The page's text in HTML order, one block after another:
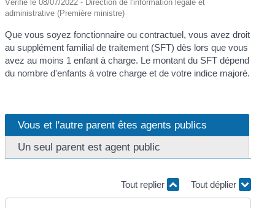
Vérifié le 08/07/2022 - Direction de l'information légale et
administrative (Première ministre)
Que vous soyez fonctionnaire ou contractuel, vous avez droit
au supplément familial de traitement (SFT) dès lors que vous
avez au moins 1 enfant à charge. Le montant du SFT dépend
du nombre d'enfants à votre charge et de votre indice majoré.
Vous et l'autre parent êtes agents publics
Un seul parent est agent public
Tout replier Tout déplier